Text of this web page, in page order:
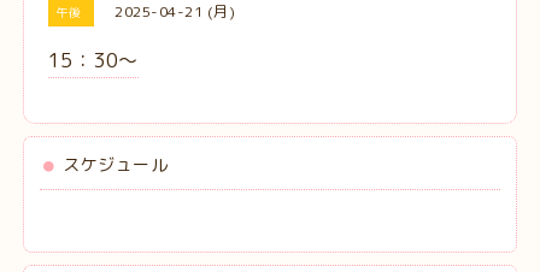
午後 2025-04-21 (月)
15：30〜
スケジュール